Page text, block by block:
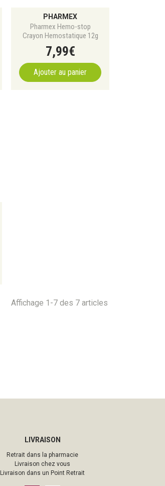
PHARMEX
Pharmex Hemo-stop
Crayon Hemostatique 12g
7,99€
Ajouter au panier
Affichage 1-7 des 7 articles
LIVRAISON
Retrait dans la pharmacie
Livraison chez vous
Livraison dans un Point Retrait